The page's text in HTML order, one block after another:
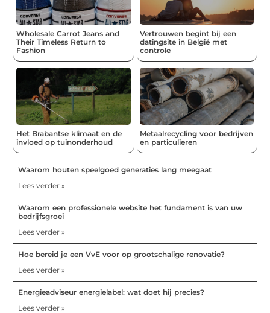
Wholesale Carrot Jeans and
Their Timeless Return to
Fashion
Vertrouwen begint bij een
datingsite in België met
controle
Het Brabantse klimaat en de
invloed op tuinonderhoud
Metaalrecycling voor bedrijven
en particulieren
Waarom houten speelgoed generaties lang meegaat
Lees verder »
Waarom een professionele website het fundament is van uw
bedrijfsgroei
Lees verder »
Hoe bereid je een VvE voor op grootschalige renovatie?
Lees verder »
Energieadviseur energielabel: wat doet hij precies?
Lees verder »